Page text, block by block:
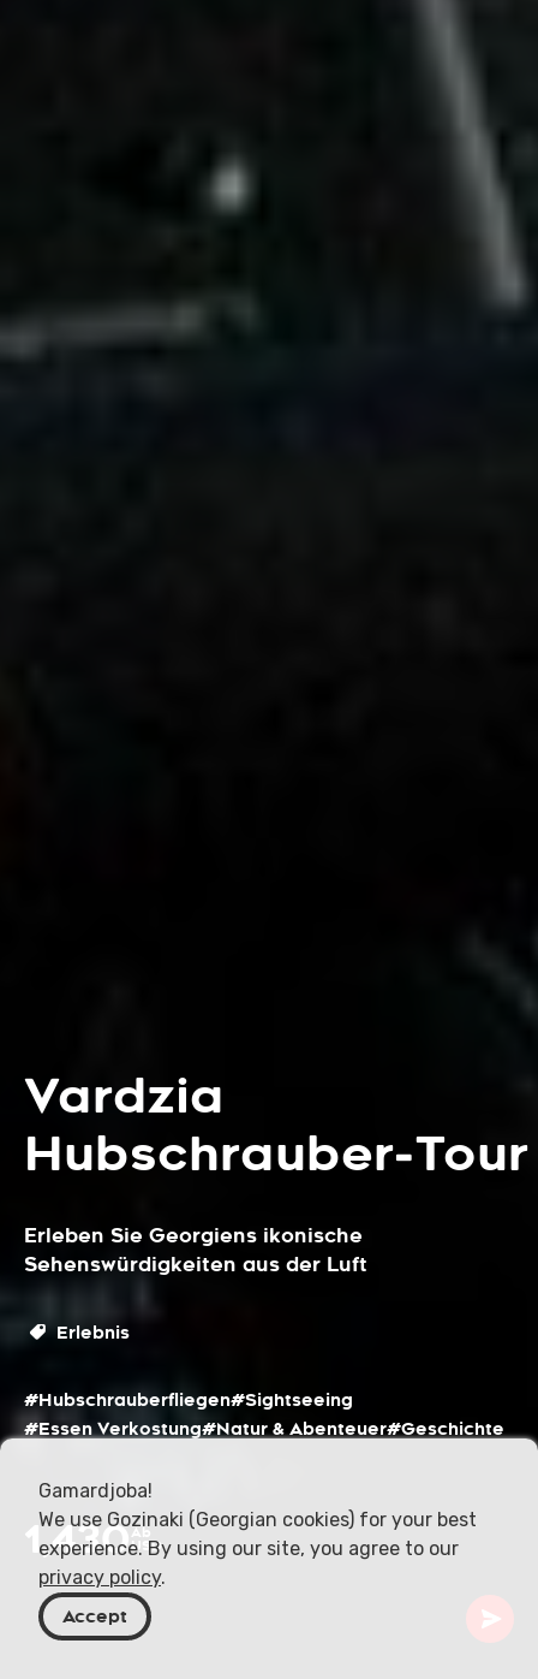
Vardzia
Hubschrauber‑Tour
Erleben Sie Georgiens ikonische
Sehenswürdigkeiten aus der Luft
Erlebnis
#Hubschrauberfliegen#Sightseeing
#Essen Verkostung#Natur & Abenteuer#Geschichte
1,430Ab
USD
Gamardjoba!
We use Gozinaki (Georgian cookies) for your best
experience. By using our site, you agree to our
privacy policy.
Accept